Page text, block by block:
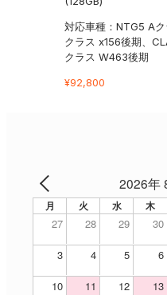
対応車種：NTG5 A
クラス x156後期、
クラス W463後期
¥92,800
2026年
月 火 水 木
27 28 29 30
3 4 5 6
10 11 12 13